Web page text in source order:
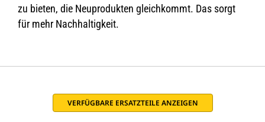
zu bieten, die Neuprodukten gleichkommt. Das sorgt
für mehr Nachhaltigkeit.
VERFÜGBARE ERSATZTEILE ANZEIGEN